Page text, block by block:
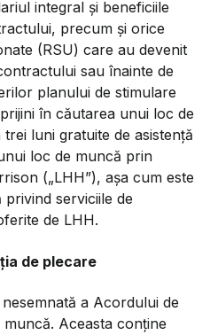
integral și beneficiile
precum și orice
(RSU) care au devenit
sau înainte de
planului de stimulare
în căutarea unui loc de
luni gratuite de asistență
loc de muncă prin
(„LHH”), așa cum este
serviciile de
de LHH.
de plecare
a Acordului de
Aceasta conține